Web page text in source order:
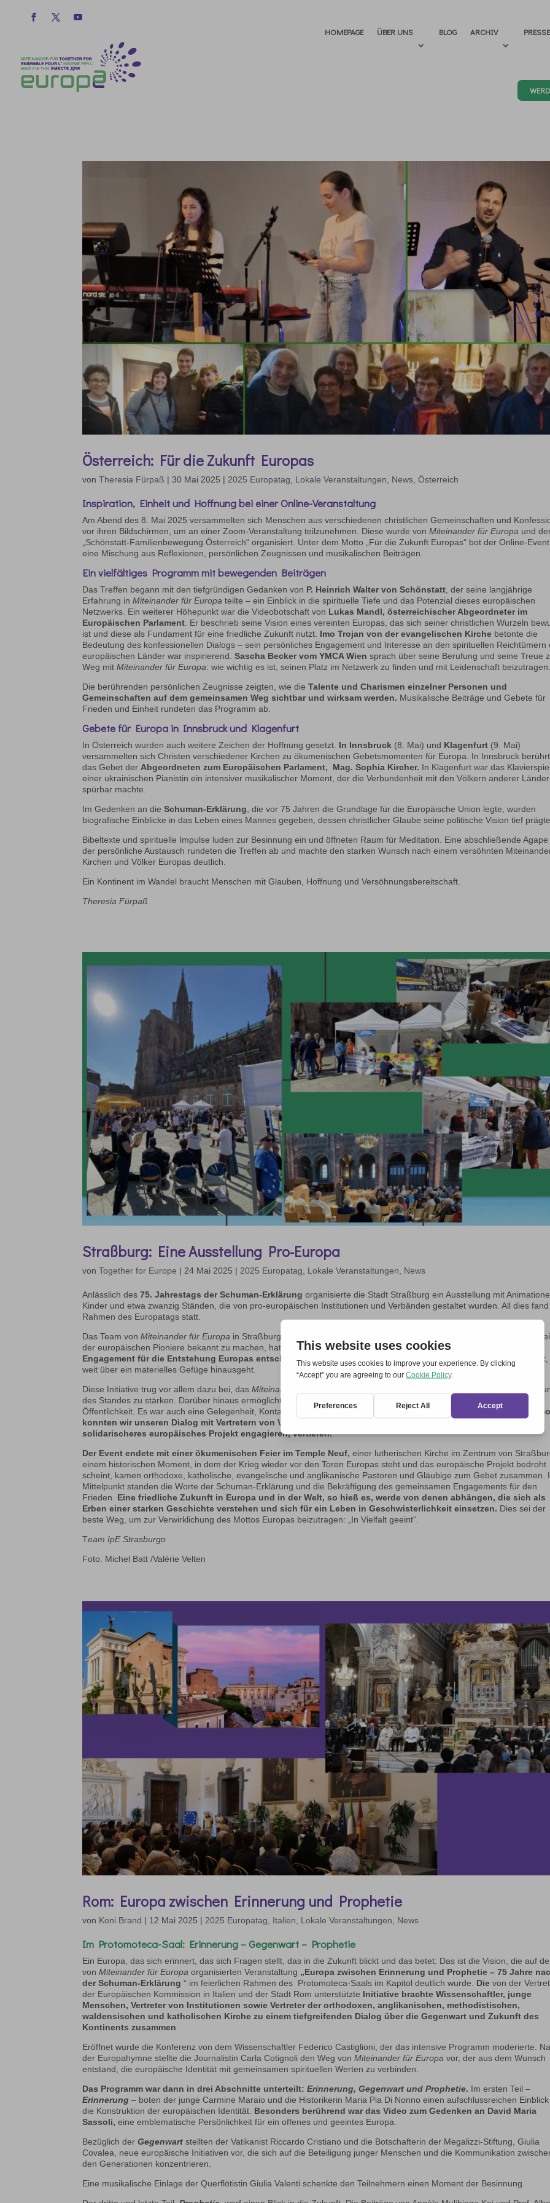
HOMEPAGE ÜBER UNS BLOG ARCHIV PRESSE
Österreich: Für die Zukunft Europas
vonTheresia Fürpaß |30 Mai 2025 |2025 Europatag, Lokale Veranstaltungen, News,Österreich
Inspiration, Einheit und Hoffnung bei einer Online-Veranstaltung
Am Abend des 8. Mai 2025 versammelten sich Menschen aus verschiedenen christlichen Gemeinschaften und
vor ihren Bildschirmen, um an einer Zoom-Veranstaltung teilzunehmen. Diese wurde vonMiteinander für Europa und
„Schönstatt-Familienbewegung Österreich“ organisiert. Unter dem Motto „Für die Zukunft Europas“ bot der Online-Event
eine Mischung aus Reflexionen, persönlichen Zeugnissen und musikalischen Beiträgen.
Ein vielfältiges Programm mit bewegenden Beiträgen
Das Treffen begann mit den tiefgründigen Gedanken von P. Heinrich Walter von Schönstatt, der seine langjährige
Erfahrung inMiteinander für Europa teilte – ein Einblick in die spirituelle Tiefe und das Potenzial dieses europäischen
Netzwerks. Ein weiterer Höhepunkt war die Videobotschaft von Lukas Mandl, österreichischer Abgeordneter im
Europäischen Parlament. Er beschrieb seine Vision eines vereinten Europas, das sich seiner christlichen Wurzeln
ist und diese als Fundament für eine friedliche Zukunft nutzt. Imo Trojan von der evangelischen Kirche betonte die
Bedeutung des konfessionellen Dialogs – sein persönliches Engagement und Interesse an den spirituellen Reichtümern
europäischen Länder war inspirierend.Sascha Becker vom YMCA Wien sprach über seine Berufung und seine Treue
Weg mitMiteinander für Europa: wie wichtig es ist, seinen Platz im Netzwerk zu finden und mit Leidenschaft beizutragen.
Die berührenden persönlichen Zeugnisse zeigten, wie dieTalente und Charismen einzelner Personen und
Gemeinschaften auf dem gemeinsamen Weg sichtbar und wirksam werden. Musikalische Beiträge und Gebete für
Frieden und Einheit rundeten das Programm ab.
Gebete für Europa in Innsbruck und Klagenfurt
In Österreich wurden auch weitere Zeichen der Hoffnung gesetzt. In Innsbruck (8. Mai) und Klagenfurt (9. Mai)
versammelten sich Christen verschiedener Kirchen zu ökumenischen Gebetsmomenten für Europa. In Innsbruck
das Gebet derAbgeordneten zum Europäischen Parlament, Mag. Sophia Kircher. In Klagenfurt war das Klavierspiel
einer ukrainischen Pianistin ein intensiver musikalischer Moment, der die Verbundenheit mit den Völkern anderer Länder
spürbar machte.
Im Gedenken an dieSchuman-Erklärung, die vor 75 Jahren die Grundlage für die Europäische Union legte, wurden
biografische Einblicke in das Leben eines Mannes gegeben, dessen christlicher Glaube seine politische Vision tief
Bibeltexte und spirituelle Impulse luden zur Besinnung ein und öffneten Raum für Meditation. Eine abschließende Agape
der persönliche Austausch rundeten die Treffen ab und machte den starken Wunsch nach einem versöhnten
Kirchen und Völker Europas deutlich.
Ein Kontinent im Wandel braucht Menschen mit Glauben, Hoffnung und Versöhnungsbereitschaft.
Theresia Fürpaß
Straßburg: Eine Ausstellung Pro-Europa
vonTogether for Europe |24 Mai 2025 |2025 Europatag, Lokale Veranstaltungen, News
Anlässlich des75. Jahrestags der Schuman-Erklärung organisierte die Stadt Straßburg ein Ausstellung mit
Kinder und etwa zwanzig Ständen, die von pro-europäischen Institutionen und Verbänden gestaltet wurden. All dies fand
Rahmen des Europatags statt.
Das Team vonMiteinander für Europa in Straßburg hat beschlossen, an dieser Veranstaltung teilzunehmen. Um den
der europäischen Pioniere bekannt zu machen, hat es eineBroschüre mit Porträts von 14 Personen verteilt, deren
Engagement für die Entstehung Europas entscheidend war.Die Broschüre bringt die Seele Europas zum Ausdruck,
weit über ein materielles Gefüge hinausgeht.
Diese Initiative trug vor allem dazu bei, dasMiteinander
des Team sowohl bei der Vorbereitung als auch bei der
des Standes zu stärken. Darüber hinaus ermöglichte sie interessante Kontakte und wichtige Diskussionen mit der
Öffentlichkeit. Es war auch eine Gelegenheit, Kontakte zu knüpfen, insbesondere zu den anderen Messe-Ausstellern.
So
konnten wir unseren Dialog mit Vertretern von Verbänden, die sich auf zivilgesellschaftlicher Ebene für ein
solidarischeres europäisches Projekt engagieren, vertiefen.
Der Event endete mit einer ökumenischen Feier im Temple Neuf, einer lutherischen Kirche im Zentrum von
einem historischen Moment, in dem der Krieg wieder vor den Toren Europas steht und das europäische Projekt bedroht
scheint, kamen orthodoxe, katholische, evangelische und anglikanische Pastoren und Gläubige zum Gebet zusammen.
Mittelpunkt standen die Worte der Schuman-Erklärung und die Bekräftigung des gemeinsamen Engagements für den
Frieden. Eine friedliche Zukunft in Europa und in der Welt, so hieß es, werde von denen abhängen, die sich als
Erben einer starken Geschichte verstehen und sich für ein Leben in Geschwisterlichkeit einsetzen. Dies sei der
beste Weg, um zur Verwirklichung des Mottos Europas beizutragen: „In Vielfalt geeint“.
Team IpE Strasburgo
Foto: Michel Batt /Valérie Velten
Rom: Europa zwischen Erinnerung und Prophetie
von Koni Brand | 12 Mai 2025 | 2025 Europatag Italien Lokale Veranstaltungen News
Im Protomoteca-Saal: Erinnerung – Gegenwart – Prophetie
Ein Europa, das sich erinnert, das sich Fragen stellt, das in die Zukunft blickt und das betet: Das ist die Vision, die auf
vonMiteinander für Europa organisierten Veranstaltung „Europa zwischen Erinnerung und Prophetie – 75 Jahre
der Schuman-Erklärung “ im feierlichen Rahmen des Protomoteca-Saals im Kapitol deutlich wurde. Die von der
der Europäischen Kommission in Italien und der Stadt Rom unterstützte Initiative brachte Wissenschaftler, junge
Menschen, Vertreter von Institutionen sowie Vertreter der orthodoxen, anglikanischen, methodistischen,
waldensischen und katholischen Kirche zu einem tiefgreifenden Dialog über die Gegenwart und Zukunft des
Kontinents zusammen
Eröffnet wurde die Konferenz von dem Wissenschaftler Federico Castiglioni, der das intensive Programm moderierte.
der Europahymne stellte die Journalistin Carla Cotignoli den Weg vonMiteinander für Europa vor, der aus dem Wunsch
entstand, die europäische Identität mit gemeinsamen spirituellen Werten zu verbinden.
Das Programm war dann in drei Abschnitte unterteilt: Erinnerung, Gegenwart und Prophetie. Im ersten Teil –
Erinnerung – boten der junge Carmine Maraio und die Historikerin Maria Pia Di Nonno einen aufschlussreichen Einblick
die Konstruktion der europäischen Identität. Besonders berührend war das Video zum Gedenken an David Maria
Sassoli,eine emblematische Persönlichkeit für ein offenes und geeintes Europa.
Bezüglich derGegenwartstellten der Vatikanist Riccardo Cristiano und die Botschafterin der Megalizzi-Stiftung, Giulia
Covalea, neue europäische Initiativen vor, die sich auf die Beteiligung junger Menschen und die Kommunikation
den Generationen konzentrieren.
Eine musikalische Einlage der Querflötistin Giulia Valenti schenkte den Teilnehmern einen Moment der Besinnung.